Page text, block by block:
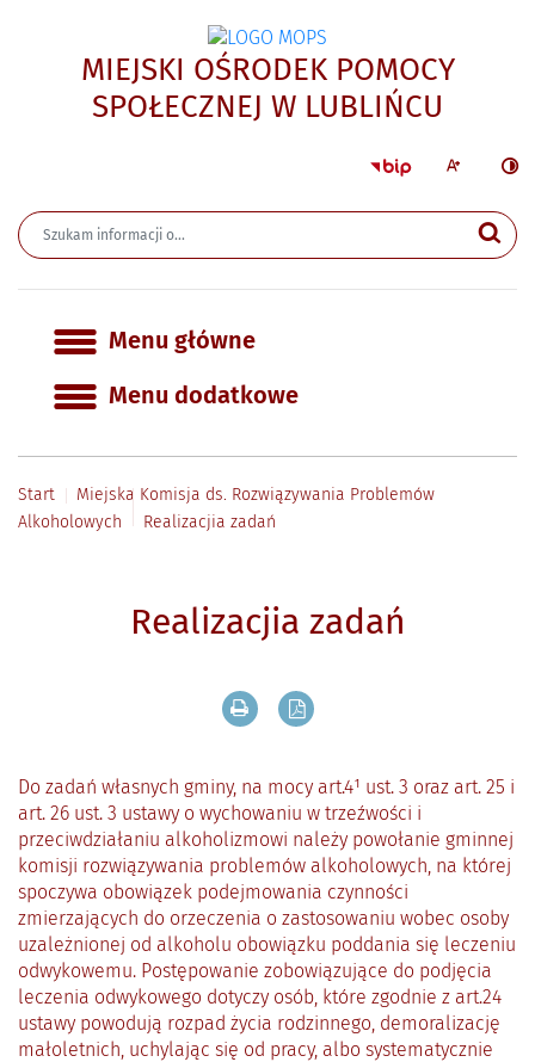
MIEJSKI OŚRODEK POMOCY
SPOŁECZNEJ W LUBLIŃCU
StronaWiększa
Wyszukiwarka
Menu główne
Menu główne
Menu dodatkowe
Start
Miejska Komisja ds. Rozwiązywania Problemów
Alkoholowych
Realizacjia zadań
Realizacjia zadań
Drukuj zawartość bieżącej strony
Zapisz tekst bieżącej
Do zadań własnych gminy, na mocy art.4¹ ust. 3 oraz art. 25 i
art. 26 ust. 3 ustawy o wychowaniu w trzeźwości i
przeciwdziałaniu alkoholizmowi należy powołanie gminnej
komisji rozwiązywania problemów alkoholowych, na której
spoczywa obowiązek podejmowania czynności
zmierzających do orzeczenia o zastosowaniu wobec osoby
uzależnionej od alkoholu obowiązku poddania się leczeniu
odwykowemu. Postępowanie zobowiązujące do podjęcia
leczenia odwykowego dotyczy osób, które zgodnie z art.24
ustawy powodują rozpad życia rodzinnego, demoralizację
małoletnich, uchylając się od pracy, albo systematycznie